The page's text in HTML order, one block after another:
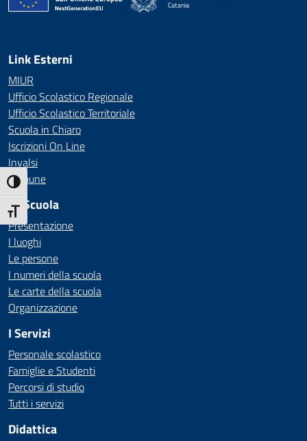
Attiva/disattiva alto contrasto
Attiva/disattiva dimensione testo
Catania
Link Esterni
MIUR
Ufficio Scolastico Regionale
Ufficio Scolastico Territoriale
Scuola in Chiaro
Iscrizioni On Line
Invalsi
Comune
La Scuola
Presentazione
I luoghi
Le persone
I numeri della scuola
Le carte della scuola
Organizzazione
I Servizi
Personale scolastico
Famiglie e Studenti
Percorsi di studio
Tutti i servizi
Didattica